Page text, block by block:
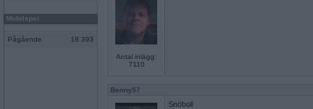
Mobilspel
Pågående 18 393
Antal inlägg:
7110
Benny57
Snöboll